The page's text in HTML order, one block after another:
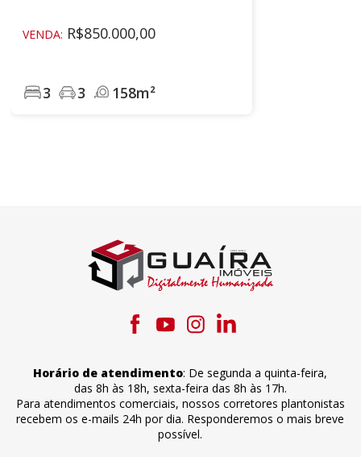
VENDA: R$850.000,00
3 3 158m²
Horário de atendimento: De segunda a quinta-feira,
das 8h às 18h, sexta-feira das 8h às 17h.
Para atendimentos comerciais, nossos corretores plantonistas
recebem os e-mails 24h por dia. Responderemos o mais breve
possível.